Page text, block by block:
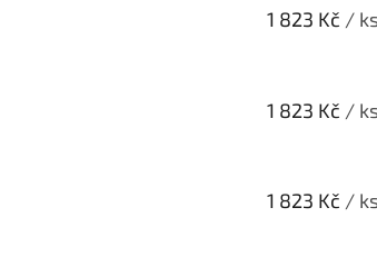
1 823 Kč /
1 823 Kč /
1 823 Kč /